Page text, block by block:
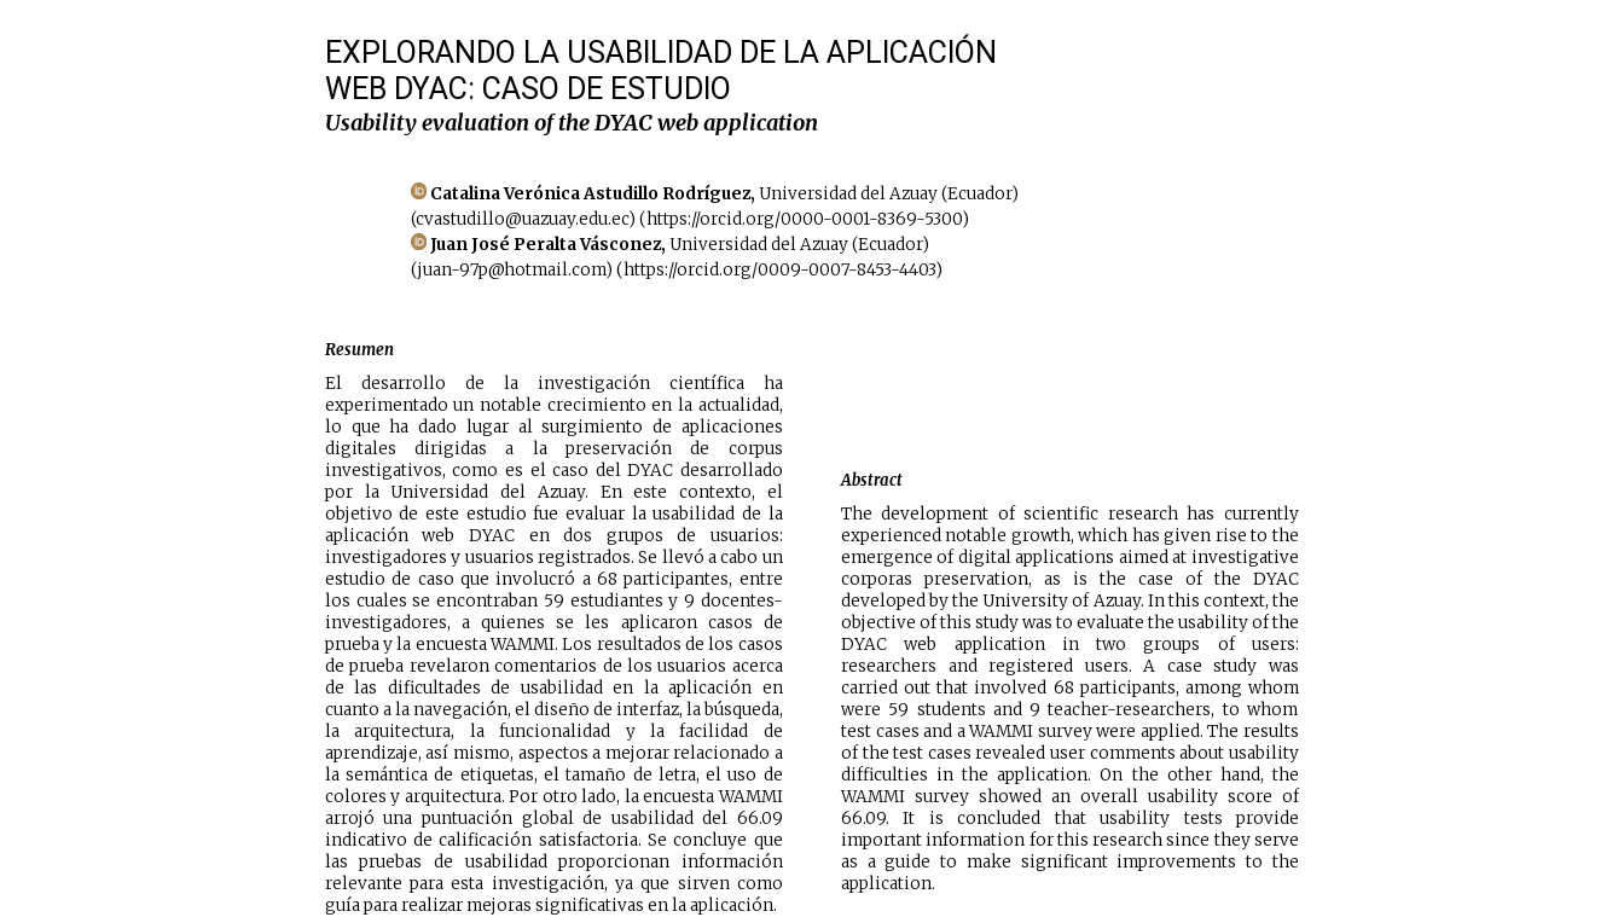
EXPLORANDO LA USABILIDAD DE LA APLICACIÓN
WEB DYAC: CASO DE ESTUDIO
Usability evaluation of the DYAC web application
Catalina Verónica Astudillo Rodríguez, Universidad del Azuay (Ecuador)
(cvastudillo@uazuay.edu.ec) (https://orcid.org/0000-0001-8369-5300)
Juan José Peralta Vásconez, Universidad del Azuay (Ecuador)
(juan-97p@hotmail.com) (https://orcid.org/0009-0007-8453-4403)
Resumen
El desarrollo de la investigación científica ha
experimentado un notable crecimiento en la actualidad,
lo que ha dado lugar al surgimiento de aplicaciones
digitales dirigidas a la preservación de corpus
investigativos, como es el caso del DYAC desarrollado
por la Universidad del Azuay. En este contexto, el
objetivo de este estudio fue evaluar la usabilidad de la
aplicación web DYAC en dos grupos de usuarios:
investigadores y usuarios registrados. Se llevó a cabo un
estudio de caso que involucró a 68 participantes, entre
los cuales se encontraban 59 estudiantes y 9 docentes-
investigadores, a quienes se les aplicaron casos de
prueba y la encuesta WAMMI. Los resultados de los casos
de prueba revelaron comentarios de los usuarios acerca
de las dificultades de usabilidad en la aplicación en
cuanto a la navegación, el diseño de interfaz, la búsqueda,
la arquitectura, la funcionalidad y la facilidad de
aprendizaje, así mismo, aspectos a mejorar relacionado a
la semántica de etiquetas, el tamaño de letra, el uso de
colores y arquitectura. Por otro lado, la encuesta WAMMI
arrojó una puntuación global de usabilidad del 66.09
indicativo de calificación satisfactoria. Se concluye que
las pruebas de usabilidad proporcionan información
relevante para esta investigación, ya que sirven como
guía para realizar mejoras significativas en la aplicación.
Abstract
The development of scientific research has currently
experienced notable growth, which has given rise to the
emergence of digital applications aimed at investigative
corporas preservation, as is the case of the DYAC
developed by the University of Azuay. In this context, the
objective of this study was to evaluate the usability of the
DYAC web application in two groups of users:
researchers and registered users. A case study was
carried out that involved 68 participants, among whom
were 59 students and 9 teacher-researchers, to whom
test cases and a WAMMI survey were applied. The results
of the test cases revealed user comments about usability
difficulties in the application. On the other hand, the
WAMMI survey showed an overall usability score of
66.09. It is concluded that usability tests provide
important information for this research since they serve
as a guide to make significant improvements to the
application.